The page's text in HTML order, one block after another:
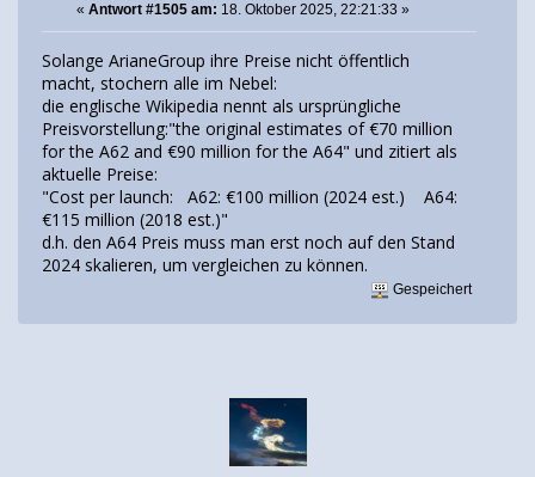
« Antwort #1505 am: 18. Oktober 2025, 22:21:33 »
Solange ArianeGroup ihre Preise nicht öffentlich
macht, stochern alle im Nebel:
die englische Wikipedia nennt als ursprüngliche
Preisvorstellung:"the original estimates of €70 million
for the A62 and €90 million for the A64" und zitiert als
aktuelle Preise:
"Cost per launch: A62: €100 million (2024 est.) A64:
€115 million (2018 est.)"
d.h. den A64 Preis muss man erst noch auf den Stand
2024 skalieren, um vergleichen zu können.
Gespeichert